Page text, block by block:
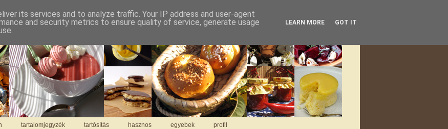
tartalomjegyzék tartósítás hasznos egyebek profil
its services and to analyze traffic. Your IP address and user-agent
and security metrics to ensure quality of service, generate usage
LEARN MORE GOT IT